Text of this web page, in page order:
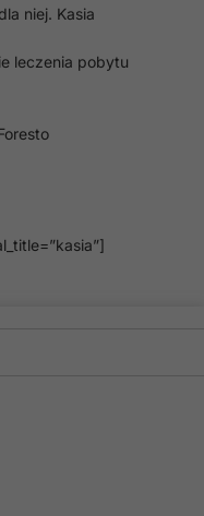
niej. Kasia
leczenia pobytu